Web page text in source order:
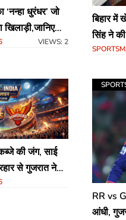
‘नन्हा धुरंधर’ जो
सुपरस्टारVIEWS: 2
बिहार में
सिंह ने
वाटर
SPORTS
की जंग, साई
से गुजरात ने
लक्ष्य​
RR vs
आंधी,